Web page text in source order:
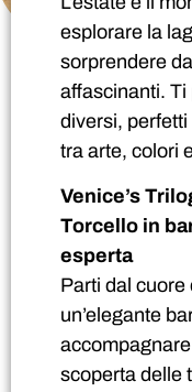
esplorare la
sorprendere
affascinanti.
diversi, perfetti
tra arte, colori
Venice’s
Torcello in
esperta
Parti dal cuore
un’elegante
scoperta delle